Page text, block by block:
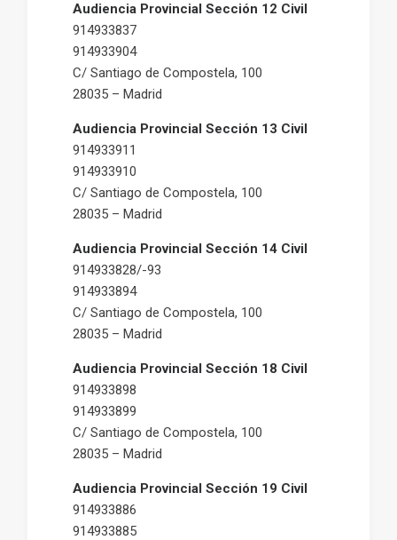
Audiencia Provincial Sección 12 Civil
914933837
914933904
C/ Santiago de Compostela, 100
28035 – Madrid
Audiencia Provincial Sección 13 Civil
914933911
914933910
C/ Santiago de Compostela, 100
28035 – Madrid
Audiencia Provincial Sección 14 Civil
914933828/-93
914933894
C/ Santiago de Compostela, 100
28035 – Madrid
Audiencia Provincial Sección 18 Civil
914933898
914933899
C/ Santiago de Compostela, 100
28035 – Madrid
Audiencia Provincial Sección 19 Civil
914933886
914933885